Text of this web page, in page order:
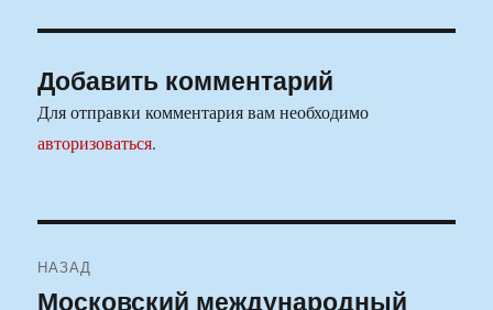
Добавить комментарий
Для отправки комментария вам необходимо
авторизоваться.
по
НАЗАД
Предыдущая
Московский международный